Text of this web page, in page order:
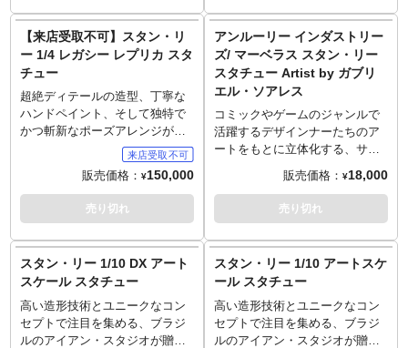
こちらのアートはイアン・マク
ドナルドの手により、アイアン
マンよろしくなヒーロポーズで
「Excelsior!」と私たちを鼓舞し
てくれる様なレジェンドをいつ
でも感じられる作品です。稀代
のコミックアーティスト、
「THE MAN」スタン・リー御大
を貴方のお部屋にお招きしてみ
てはいかがでしょうか？
※お届けまでに1週間前後お時間
をいただく場合がございます。
750（デジタルサイン&ナンバリ
ング入り）
アートプリントサイズ:
457.2mm x 609.6mm / 18 x 24”
フレームサイズ：横55.6cm×縦
76.9cm×厚さ1.6cm
を、ポップにデフォルメされた
姿を全高約16センチで再現。台
座には彼が設立した「POW！
Entertainment」のロゴが！
が70年代のキャラクターフィギ
ュア創世記を支え、未だ世界的
にコレクターが数多く存在す
る、アメトイ史を語る上で欠か
せないトイメーカー、メゴ社と
夢のタッグがまさか現実に！フ
ァンとしては、この伝説のフィ
社を知りたい方はNetflix『ボク
らを作ったオモチャたち』をチ
ェックしてみよう！）
【来店受取不可】スタン・リ
ー 1/4 レガシー レプリカ スタ
チュー
超絶ディテールの造型、丁寧な
ハンドペイント、そして独特で
かつ斬新なポーズアレンジが魅
力のブラジル発メーカー「アイ
アンスタジオ」。そのアイアン
スタジオが展開する1/4スケール
の「レガシーレプリカ」シリー
ズに、数々のマーベルキャラの
ンに愛されたレジェンド「スタ
ン・リー」がラインナップ。1/4
スケールのスタチューとしてフ
ィギュア化となった今回、サイ
ズは大迫力の全高約60センチ。
シャツとパンツ、スニーカー、
販売価格： ¥150,000
売り切れ
アンルーリー インダストリー
ズ/ マーベラス スタン・リー
スタチュー Artist by ガブリ
エル・ソアレス
コミックやゲームのジャンルで
活躍するデザインナーたちのア
ートをもとに立体化する、サイ
ドショーの「アンルーリー・イ
ンダストリーズ」。ユニークで
アンルーリー（型破り）。重量
感とユーモアたっぷり、そして
ュアならではの味のある質感
も、そのフォルムとの相性はバ
ッチリです。コンセプトアート
や3Dモデリングなどを手がけ、
映像や造形の分野で活躍するデ
販売価格： ¥18,000
売り切れ
スタン・リー 1/10 DX アート
スケール スタチュー
高い造形技術とユニークなコン
セプトで注目を集める、ブラジ
ルのアイアン・スタジオが贈る
スタン・リー 1/10 アートスケ
ール スタチュー
高い造形技術とユニークなコン
セプトで注目を集める、ブラジ
ルのアイアン・スタジオが贈る